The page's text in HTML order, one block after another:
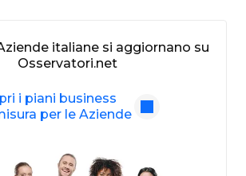
italiane si aggiornano su
Osservatori.net
i piani business
per le Aziende